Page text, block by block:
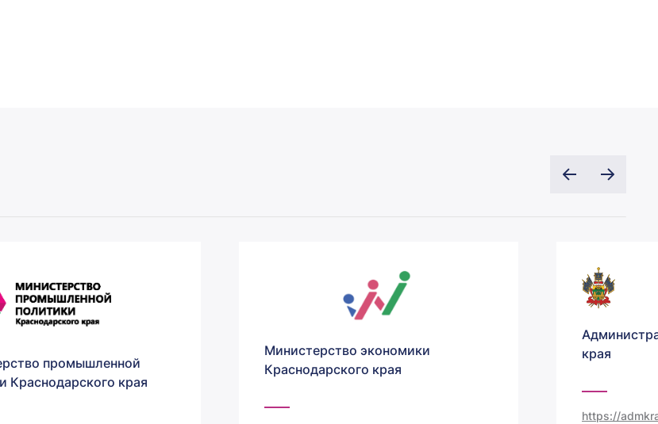
промышленной
Краснодарского края
Министерство экономики
Краснодарского края
края
https://